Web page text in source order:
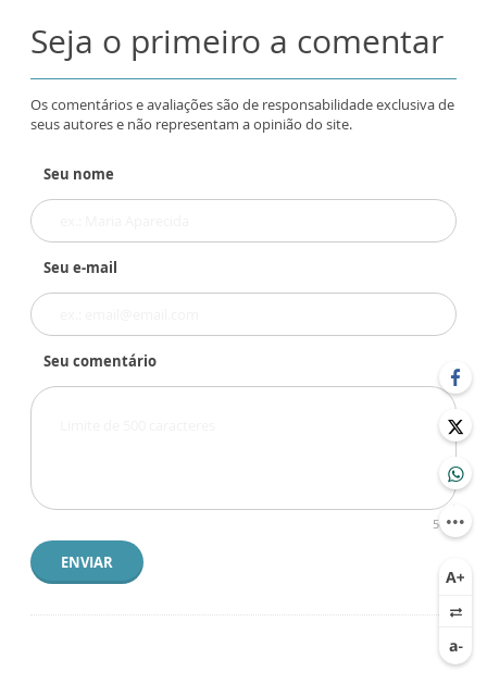
Seja o primeiro a comentar
Os comentários e avaliações são de responsabilidade exclusiva de
seus autores e não representam a opinião do site.
Seu nome
Seu e-mail
Seu comentário
500
ENVIAR